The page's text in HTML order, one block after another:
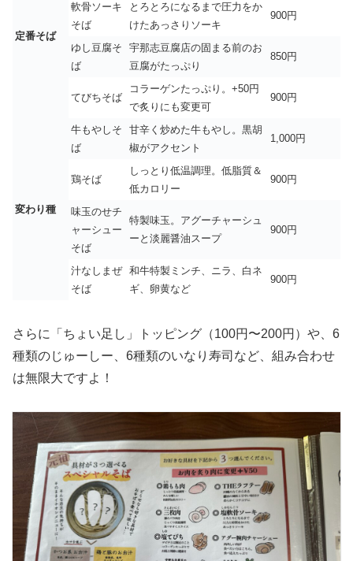
定番そば
軟骨ソーキ
そば
とろとろになるまで圧力をか
けたあっさりソーキ
900円
ゆし豆腐そ
ば
宇那志豆腐店の固まる前のお
豆腐がたっぷり
850円
てびちそば
コラーゲンたっぷり。+50円
で炙りにも変更可
900円
変わり種
牛もやしそ
ば
甘辛く炒めた牛もやし。黒胡
椒がアクセント
1,000円
鶏そば
しっとり低温調理。低脂質＆
低カロリー
900円
味玉のせチ
ャーシュー
そば
特製味玉。アグーチャーシュ
ーと淡麗醤油スープ
900円
汁なしまぜ
そば
和牛特製ミンチ、ニラ、白ネ
ギ、卵黄など
900円
さらに「ちょい足し」トッピング（100円〜200円）や、6
種類のじゅーしー、6種類のいなり寿司など、組み合わせ
は無限大ですよ！